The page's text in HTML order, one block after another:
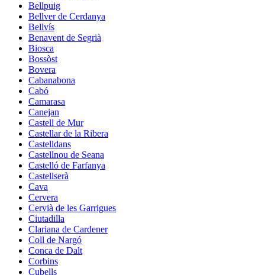
Bellpuig
Bellver de Cerdanya
Bellvís
Benavent de Segrià
Biosca
Bossòst
Bovera
Cabanabona
Cabó
Camarasa
Canejan
Castell de Mur
Castellar de la Ribera
Castelldans
Castellnou de Seana
Castelló de Farfanya
Castellserà
Cava
Cervera
Cervià de les Garrigues
Ciutadilla
Clariana de Cardener
Coll de Nargó
Conca de Dalt
Corbins
Cubells